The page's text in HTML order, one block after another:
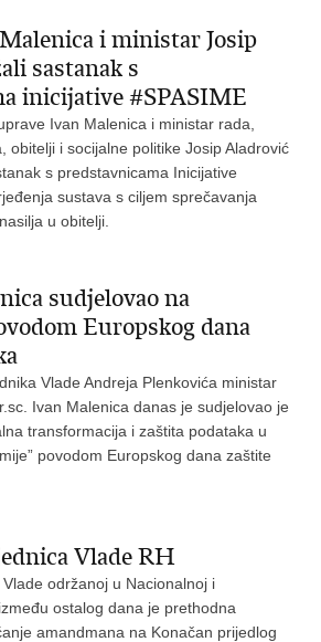
i ministar Josip
sastanak s
inicijative #SPASIME
Ivan Malenica i ministar rada,
obitelji i socijalne politike Josip Aladrović
s predstavnicama Inicijative
sustava s ciljem sprečavanja
u obitelji.
sudjelovao na
Europskog dana
Vlade Andreja Plenkovića ministar
Ivan Malenica danas je sudjelovao je
transformacija i zaštita podataka u
povodom Europskog dana zaštite
Vlade RH
održanoj u Nacionalnoj i
ostalog dana je prethodna
amandmana na Konačan prijedlog